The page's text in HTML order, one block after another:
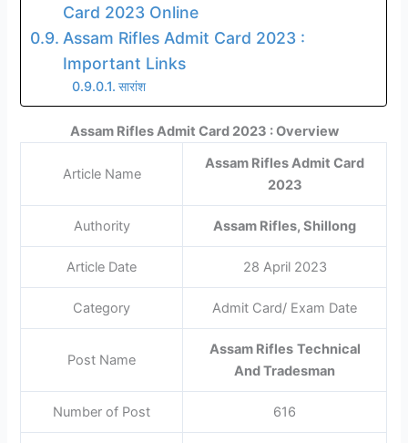
Card 2023 Online
Assam Rifles Admit Card 2023 :
Important Links
सारांश
Assam Rifles Admit Card 2023 : Overview
Article Name
Assam Rifles Admit Card
2023
Authority Assam Rifles, Shillong
Article Date 28 April 2023
Category Admit Card/ Exam Date
Post Name
Assam Rifles Technical
And Tradesman
Number of Post 616